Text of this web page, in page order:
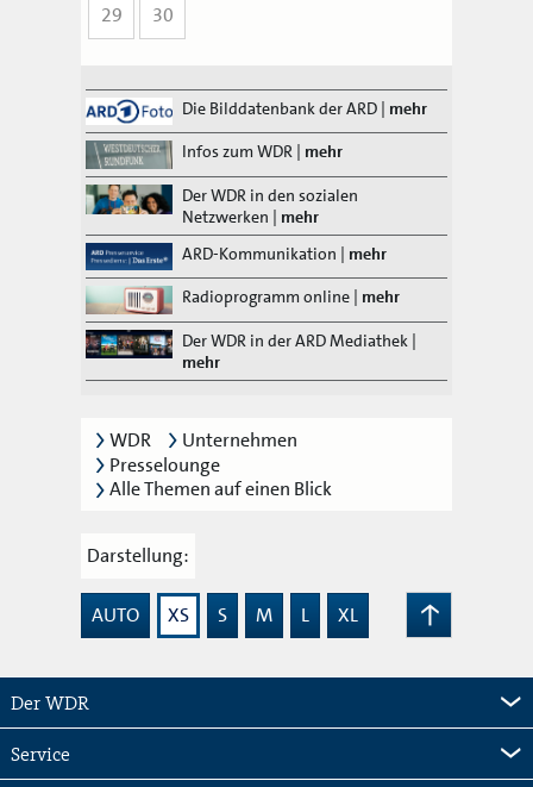
29 30
Die Bilddatenbank der ARD | mehr
Infos zum WDR | mehr
Der WDR in den sozialen
Netzwerken | mehr
ARD-Kommunikation | mehr
Radioprogramm online mehr
Der WDR in der ARD Mediathek |
mehr
WDR
Unternehmen
Presselounge
Alle Themen auf einen Blick
Darstellung:
AUTO XS S M L
XL
Der WDR
Service